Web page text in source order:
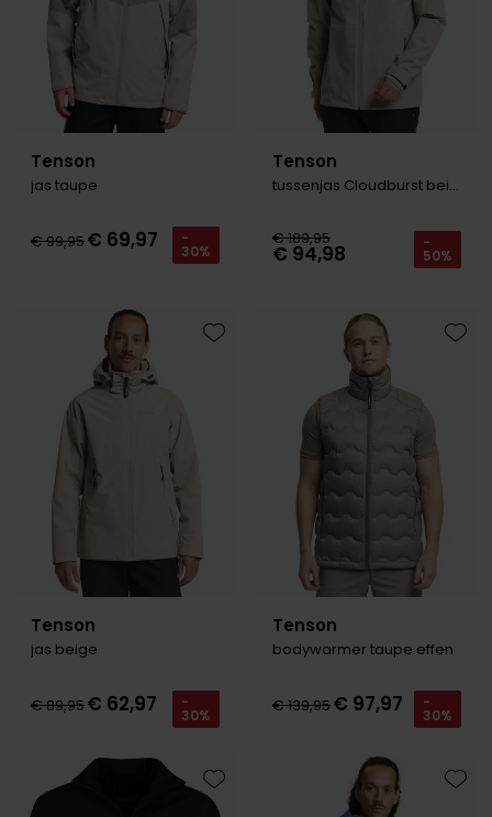
Tenson
jas taupe
€ 99,95€ 69,97 -
30%
Tenson
tussenjas Cloudburst beige
€ 189,95
€ 94,98 -
50%
Tenson
jas beige
€ 89,95€ 62,97 -
30%
Toevoegen aan favorieten
Tenson
bodywarmer taupe effen
€ 139,95€ 97,97 -
30%
Toevoegen aan favorieten